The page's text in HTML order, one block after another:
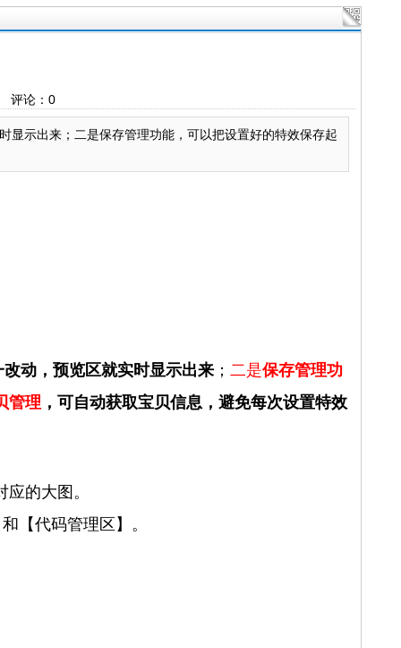
论： 0
显示出来；二是保存管理功能，可以把设置好的特效保存起
动，预览区就实时显示出来； 二是保存管理功
管理 ，可自动获取宝贝信息，避免每次设置特效
的大图。
【代码管理区】。